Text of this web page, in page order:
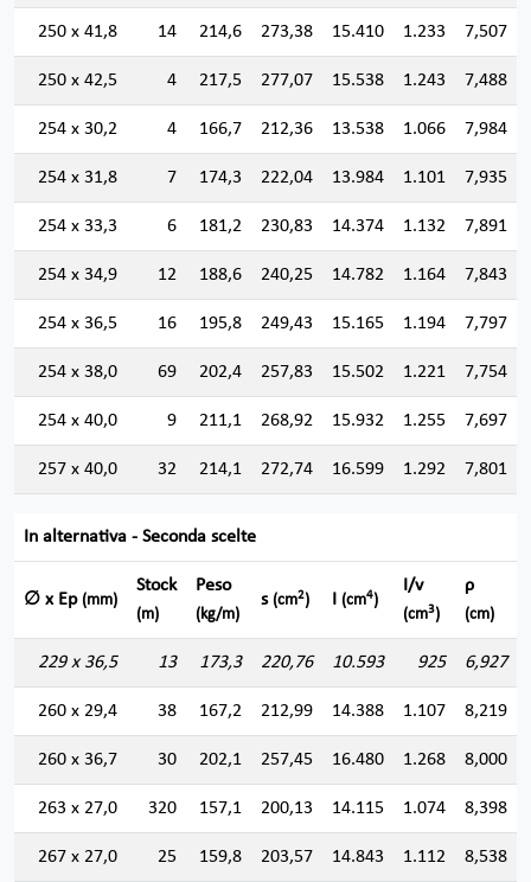
250 x 41,8 14 214,6 273,38 15.410 1.233 7,507
250 x 42,5 4 217,5 277,07 15.538 1.243 7,488
254 x 30,2 4 166,7 212,36 13.538 1.066 7,984
254 x 31,8 7 174,3 222,04 13.984 1.101 7,935
254 x 33,3 6 181,2 230,83 14.374 1.132 7,891
254 x 34,9 12 188,6 240,25 14.782 1.164 7,843
254 x 36,5 16 195,8 249,43 15.165 1.194 7,797
254 x 38,0 69 202,4 257,83 15.502 1.221 7,754
254 x 40,0 9 211,1 268,92 15.932 1.255 7,697
257 x 40,0 32 214,1 272,74 16.599 1.292 7,801
In alternativa - Seconda scelte
∅ x Ep (mm)
Stock
(m)
Peso
(kg/m)
s (cm2) I (cm4)
I/v
(cm3)
ρ
(cm)
229 x 36,5 13 173,3 220,76 10.593 925 6,927
260 x 29,4 38 167,2 212,99 14.388 1.107 8,219
260 x 36,7 30 202,1 257,45 16.480 1.268 8,000
263 x 27,0 320 157,1 200,13 14.115 1.074 8,398
267 x 27,0 25 159,8 203,57 14.843 1.112 8,538